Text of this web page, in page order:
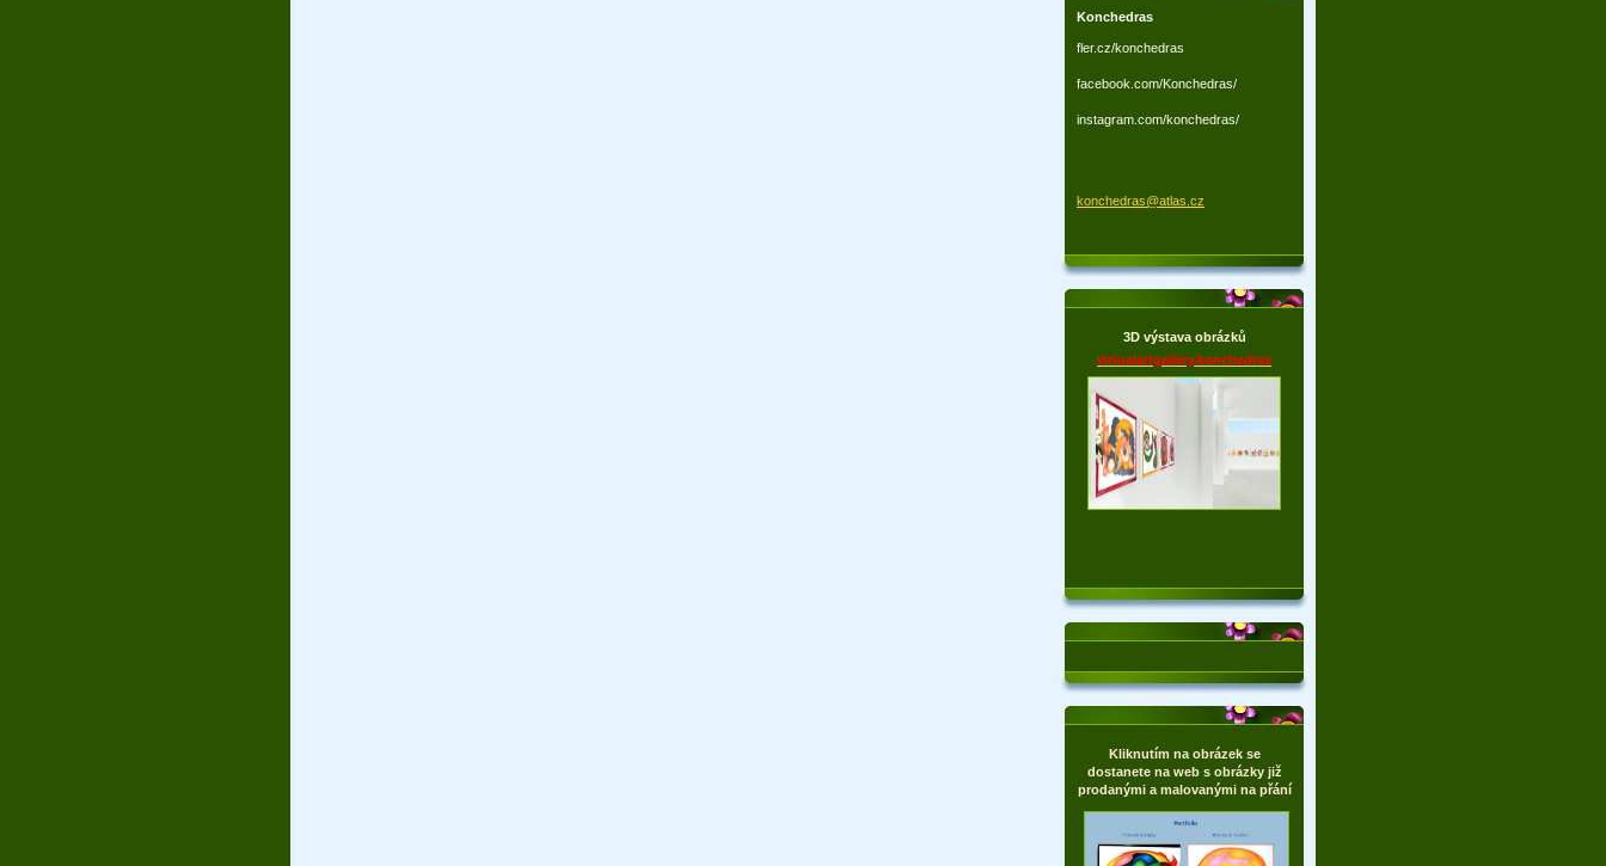
Konchedras
fler.cz/konchedras
facebook.com/Konchedras/
instagram.com/konchedras/
konchedras@atlas .cz
3D výstava obrázků
virtualartgallery.konchedras
Kliknutím na obrázek se
dostanete na web s obrázky již
prodanými a malovanými na přání